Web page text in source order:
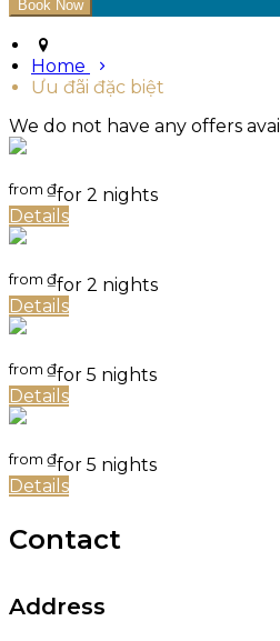
Home
Ưu đãi đặc biệt
We do not have any offers
from ₫for 2 nights
Details
from ₫for 2 nights
Details
from ₫for 5 nights
Details
from ₫for 5 nights
Details
Contact
Address